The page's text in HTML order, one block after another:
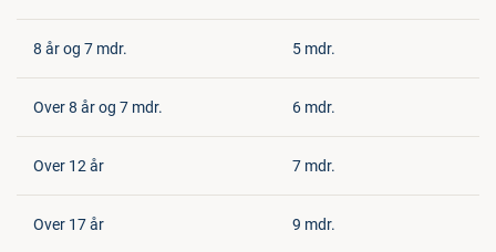
8 år og 7 mdr. 5 mdr.
Over 8 år og 7 mdr. 6 mdr.
Over 12 år 7 mdr.
Over 17 år 9 mdr.